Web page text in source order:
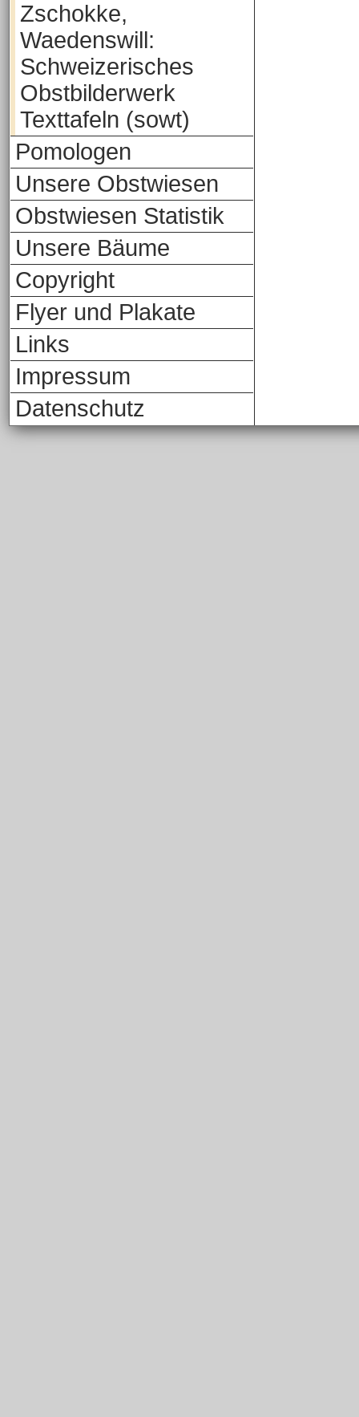
Zschokke,
Waedenswill:
Schweizerisches
Obstbilderwerk
Texttafeln (sowt)
Pomologen
Unsere Obstwiesen
Obstwiesen Statistik
Unsere Bäume
Copyright
Flyer und Plakate
Links
Impressum
Datenschutz